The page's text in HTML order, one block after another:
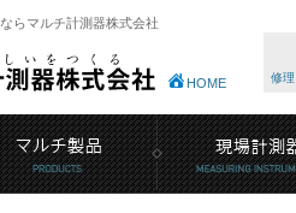
らマルチ計測器株式会社
HOME 修